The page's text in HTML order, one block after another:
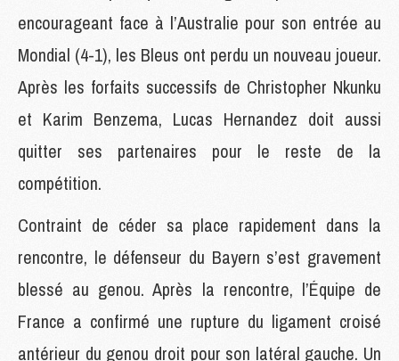
encourageant face à l’Australie pour son entrée au
Mondial (4-1), les Bleus ont perdu un nouveau joueur.
Après les forfaits successifs de Christopher Nkunku
et Karim Benzema, Lucas Hernandez doit aussi
quitter ses partenaires pour le reste de la
compétition.
Contraint de céder sa place rapidement dans la
rencontre, le défenseur du Bayern s’est gravement
blessé au genou. Après la rencontre, l’Équipe de
France a confirmé une rupture du ligament croisé
antérieur du genou droit pour son latéral gauche. Un